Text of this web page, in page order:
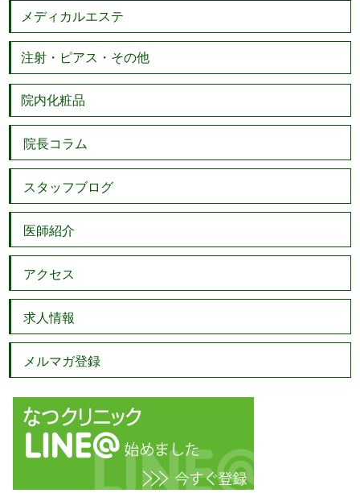
メディカルエステ
注射・ピアス・その他
院内化粧品
院長コラム
スタッフブログ
医師紹介
アクセス
求人情報
メルマガ登録